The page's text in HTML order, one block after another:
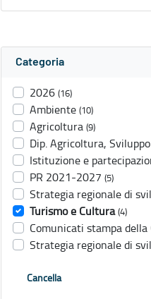
Categoria
2026 (16)
Ambiente (10)
Agricoltura (9)
Dip. Agricoltura,
Istituzione e
PR 2021-2027 (5)
Strategia regionale di
Turismo e Cultura (4)
Comunicati stampa
Strategia regionale di
Cancella